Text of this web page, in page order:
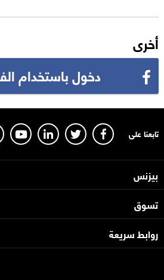
أخرى
دخول باستخدام
تابعنا على
بيزنس
تسوق
روابط سريعة